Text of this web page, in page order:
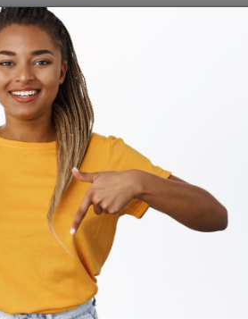
0 307
Dotation générale de
à la Communauté urbaine
reta...